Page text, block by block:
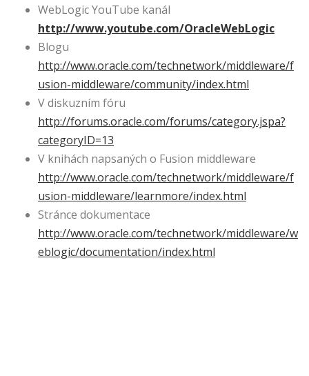
WebLogic YouTube kanál
http://www.youtube.com/OracleWebLogic
Blogu
http://www.oracle.com/technetwork/middleware/f
usion-middleware/community/index.html
V diskuzním fóru
http://forums.oracle.com/forums/category.jspa?
categoryID=13
V knihách napsaných o Fusion middleware
http://www.oracle.com/technetwork/middleware/f
usion-middleware/learnmore/index.html
Stránce dokumentace
http://www.oracle.com/technetwork/middleware/w
eblogic/documentation/index.html